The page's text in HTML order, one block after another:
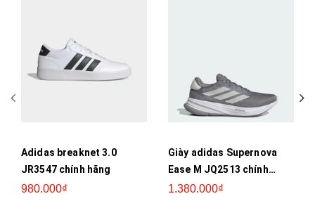
Adidas breaknet 3.0
JR3547 chính hãng
980.000₫
Giày adidas Supernova
Ease M JQ2513 chính
hãng
1.380.000₫